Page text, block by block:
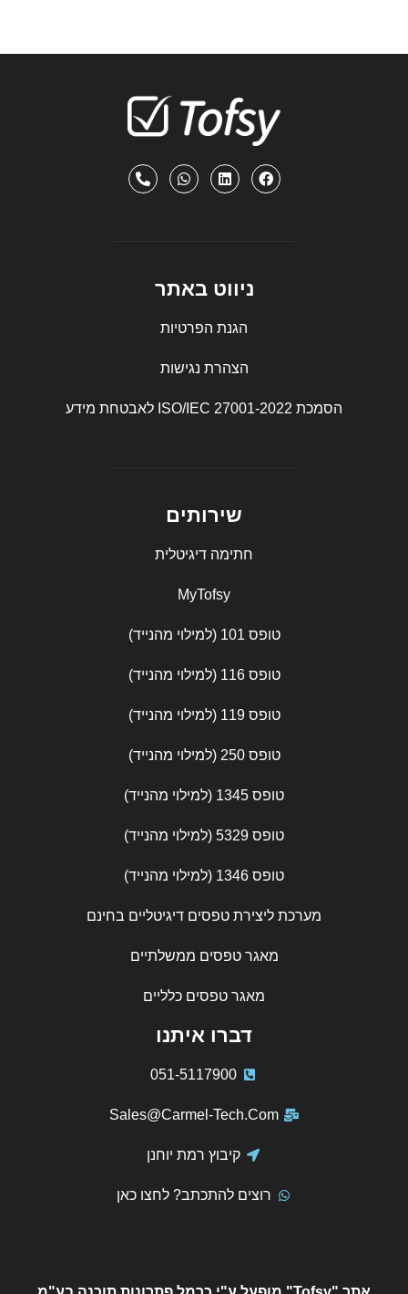
ניווט באתר
הגנת הפרטיות
הצהרת נגישות
הסמכת ISO/IEC 27001-2022 לאבטחת מידע
שירותים
חתימה דיגיטלית
MyTofsy
טופס 101 (למילוי מהנייד)
טופס 116 (למילוי מהנייד)
טופס 119 (למילוי מהנייד)
טופס 250 (למילוי מהנייד)
טופס 1345 (למילוי מהנייד)
טופס 5329 (למילוי מהנייד)
טופס 1346 (למילוי מהנייד)
מערכת ליצירת טפסים דיגיטליים בחינם
מאגר טפסים ממשלתיים
מאגר טפסים כלליים
דברו איתנו
051-5117900
Sales@Carmel-Tech.Com
קיבוץ רמת יוחנן
רוצים להתכתב? לחצו כאן